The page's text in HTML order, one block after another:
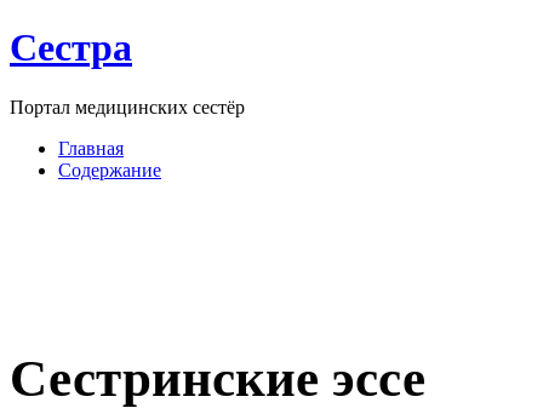
Сестра
Портал медицинских сестёр
Главная
Содержание
Сестринские эссе